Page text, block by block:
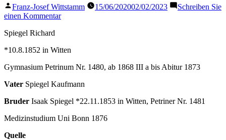
Veröffentlicht
von
Franz-Josef Wittstamm 15/06/202002/02/2023
Schreiben Sie
einen Kommentarzu
Spiegel Richard
*10.8.1852 in Witten
Gymnasium Petrinum Nr. 1480, ab 1868 III a bis Abitur 1873
Vater Spiegel Kaufmann
Bruder Isaak Spiegel *22.11.1853 in Witten, Petriner Nr. 1481
Medizinstudium Uni Bonn 1876
Quelle